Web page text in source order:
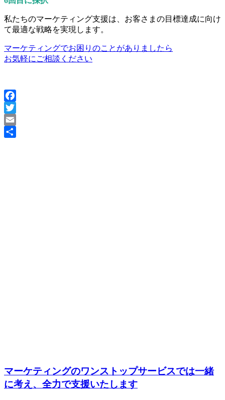
私たちのマーケティング支援は、お客さまの目標達成に向け
て最適な戦略を実現します。
マーケティングでお困りのことがありましたら
お気軽にご相談ください
Facebook
Twitter
Email
マーケティングのワンストップサービスでは一緒
に考え、全力で支援いたします